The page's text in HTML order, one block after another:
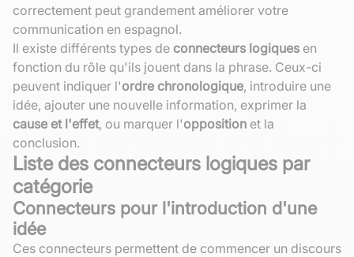
correctement peut grandement améliorer votre
communication en espagnol.
Il existe différents types de connecteurs logiques en
fonction du rôle qu'ils jouent dans la phrase. Ceux-ci
peuvent indiquer l'ordre chronologique, introduire une
idée, ajouter une nouvelle information, exprimer la
cause et l'effet, ou marquer l'opposition et la
conclusion.
Liste des connecteurs logiques par
catégorie
Connecteurs pour l'introduction d'une
idée
Ces connecteurs permettent de commencer un discours